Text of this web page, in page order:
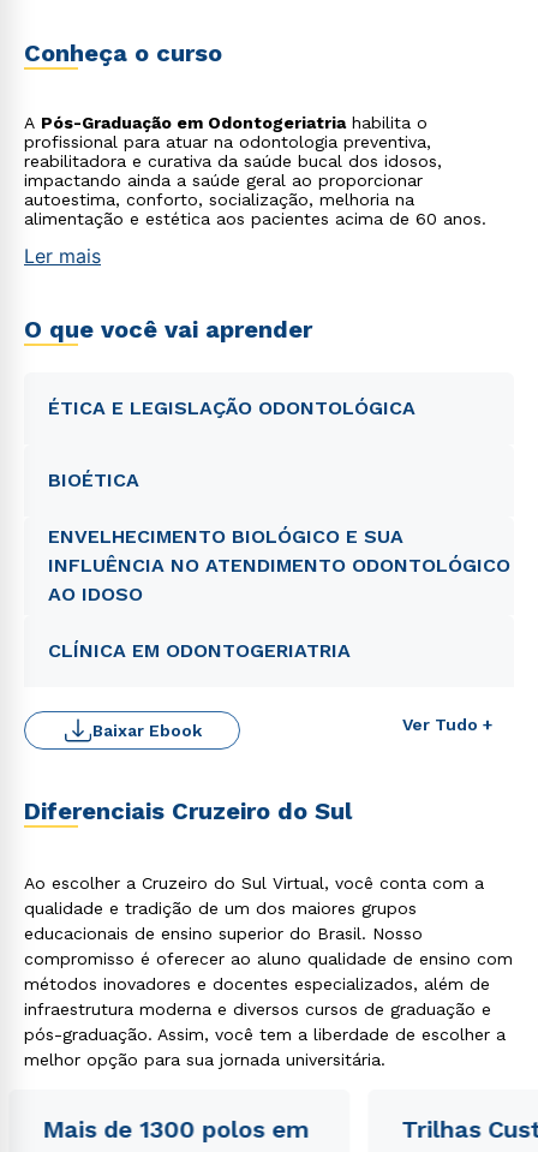
capacidade de apurar o olhar para tais fatores, visto que
existe uma relação mútua e complexa entre saúde bucal e
deficiências.
Conheça o curso
A Pós-Graduação em Odontogeriatriahabilita o
profissional para atuar na odontologia preventiva,
reabilitadora e curativa da saúde bucal dos idosos,
impactando ainda a saúde geral ao proporcionar
autoestima, conforto, socialização, melhoria na
alimentação e estética aos pacientes acima de 60 anos.
Ler mais
O que você vai aprender
ÉTICA E LEGISLAÇÃO ODONTOLÓGICA
BIOÉTICA
ENVELHECIMENTO BIOLÓGICO E SUA
INFLUÊNCIA NO ATENDIMENTO ODONTOLÓGICO
AO IDOSO
CLÍNICA EM ODONTOGERIATRIA
Ver Tudo +
Baixar Ebook
Diferenciais Cruzeiro do Sul
Ao escolher a Cruzeiro do Sul Virtual, você conta com a
qualidade e tradição de um dos maiores grupos
educacionais de ensino superior do Brasil. Nosso
compromisso é oferecer ao aluno qualidade de ensino com
métodos inovadores e docentes especializados, além de
infraestrutura moderna e diversos cursos de graduação e
pós-graduação. Assim, você tem a liberdade de escolher a
melhor opção para sua jornada universitária.
Mais de 1300 polos em
Trilhas